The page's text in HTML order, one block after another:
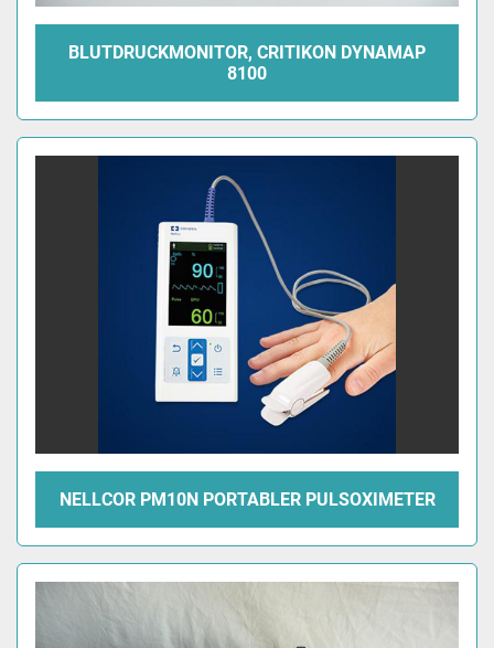
BLUTDRUCKMONITOR, CRITIKON DYNAMAP
8100
NELLCOR PM10N PORTABLER PULSOXIMETER